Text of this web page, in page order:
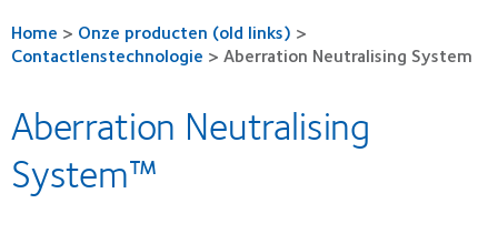
Home > Onze producten (old links) >
Contactlenstechnologie > Aberration Neutralising System
Aberration Neutralising
System™